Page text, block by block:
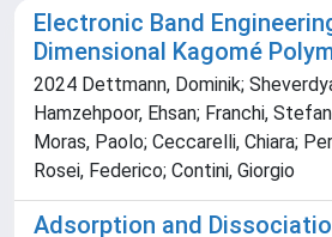
Electronic Band
Dimensional Kagomé
2024 Dettmann, Dominik;
Hamzehpoor, Ehsan; Franchi,
Moras, Paolo; Ceccarelli, Chiara;
Rosei, Federico; Contini, Giorgio
Adsorption and